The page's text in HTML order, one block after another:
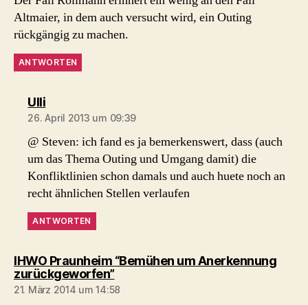
Altmaier, in dem auch versucht wird, ein Outing
rückgängig zu machen.
ANTWORTEN
Ullisagt:
26. April 2013 um 09:39
@ Steven: ich fand es ja bemerkenswert, dass (auch
um das Thema Outing und Umgang damit) die
Konfliktlinien schon damals und auch huete noch an
recht ähnlichen Stellen verlaufen
ANTWORTEN
IHWO Praunheim “Bemühen um Anerkennung
zurückgeworfen”sagt:
21. März 2014 um 14:58